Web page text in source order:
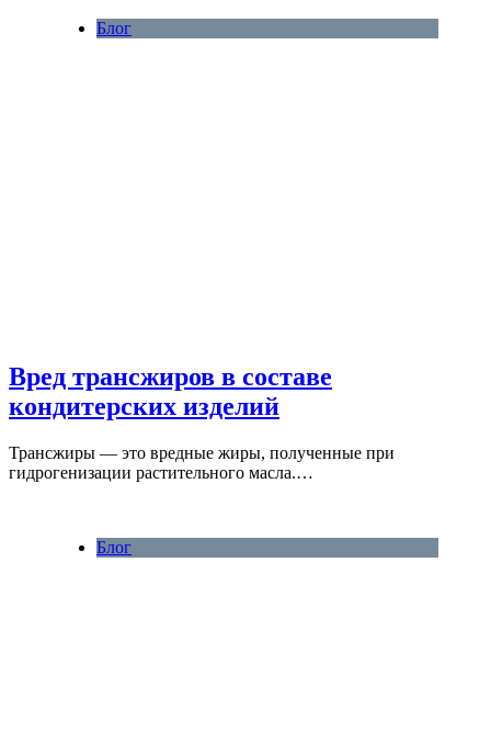
Блог
Вред трансжиров в составе
кондитерских изделий
Трансжиры — это вредные жиры, полученные при
гидрогенизации растительного масла.…
Блог